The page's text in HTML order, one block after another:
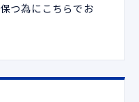
つ為にこちらでお